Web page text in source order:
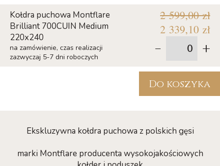
Kołdra puchowa Montflare
Brilliant 700CUIN Medium
220x240
na zamówienie, czas realizacji
zazwyczaj 5-7 dni roboczych
2 599,00 zł
2 339,10 zł
- +
Do koszyka
Ekskluzywna kołdra puchowa z polskich gęsi
marki Montflare producenta wysokojakościowych